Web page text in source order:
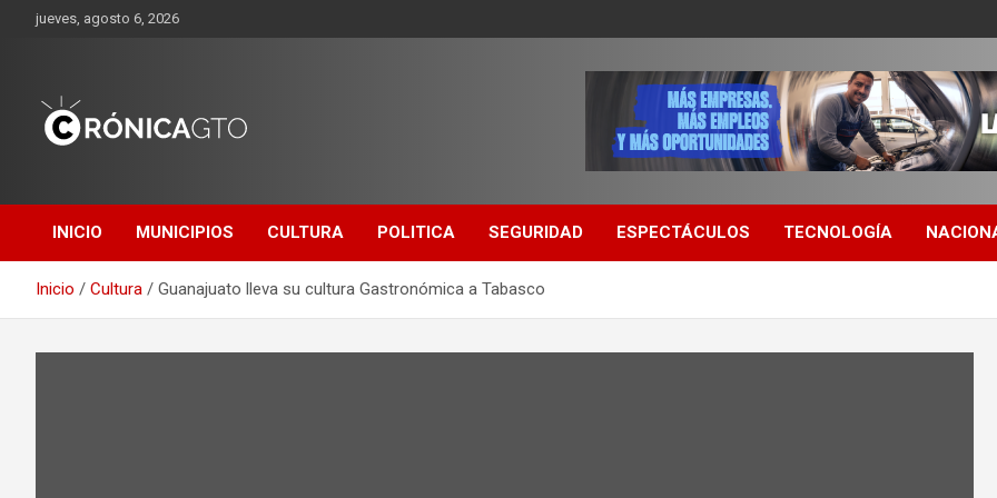
Saltarjueves, agosto 6, 2026
GUANAJUATO
INICIO MUNICIPIOS CULTURA POLITICA SEGURIDAD ESPECTÁCULOS TECNOLOGÍA
Inicio Cultura Guanajuato lleva su cultura Gastronómica a Tabasco